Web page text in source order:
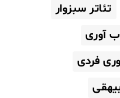
تئاتر سبزوار
آوری
فردی